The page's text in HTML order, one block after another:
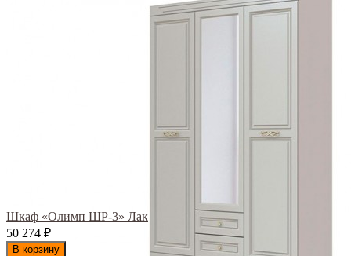
Шкаф «Олимп ШР-3» Лак
50 274 ₽
В корзину